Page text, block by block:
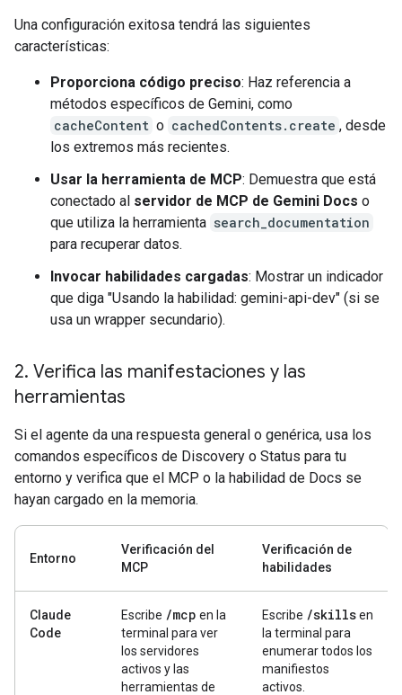
Una configuración exitosa tendrá las siguientes
características:
Proporciona código preciso: Haz referencia a
métodos específicos de Gemini, como
cacheContent o cachedContents.create , desde
los extremos más recientes.
Usar la herramienta de MCP: Demuestra que está
conectado al servidor de MCP de Gemini Docs o
que utiliza la herramienta search_documentation
para recuperar datos.
Invocar habilidades cargadas: Mostrar un indicador
que diga "Usando la habilidad: gemini-api-dev" (si se
usa un wrapper secundario).
2. Verifica las manifestaciones y las
herramientas
Si el agente da una respuesta general o genérica, usa los
comandos específicos de Discovery o Status para tu
entorno y verifica que el MCP o la habilidad de Docs se
hayan cargado en la memoria.
Entorno
Verificación del
MCP
Verificación de
habilidades
Claude
Code
Escribe /mcp en la
terminal para ver
los servidores
activos y las
herramientas de
Escribe /skillsen
la terminal para
enumerar todos los
manifiestos
activos.